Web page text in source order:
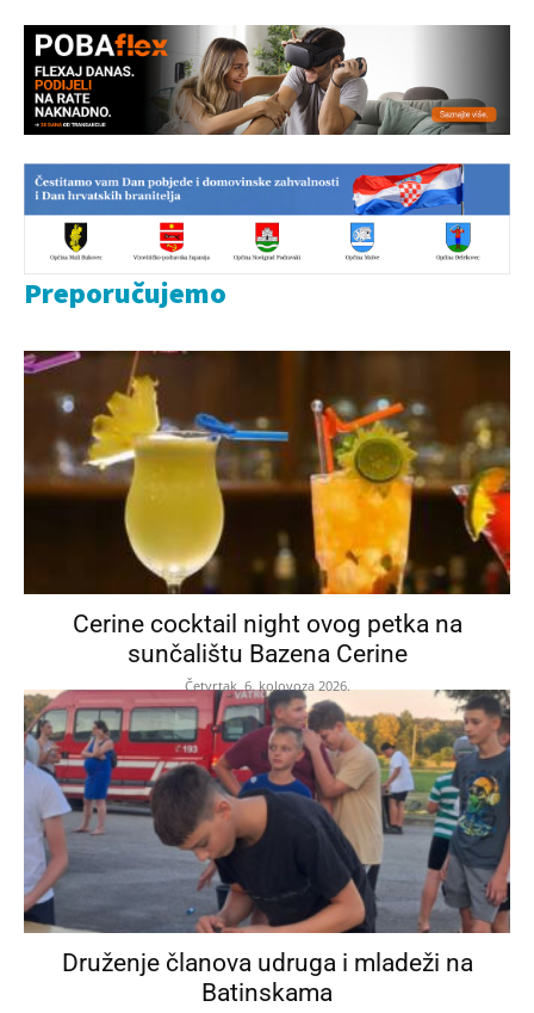
Preporučujemo
Cerine cocktail night ovog petka na
sunčalištu Bazena Cerine
Četvrtak, 6. kolovoza 2026.
Druženje članova udruga i mladeži na
Batinskama